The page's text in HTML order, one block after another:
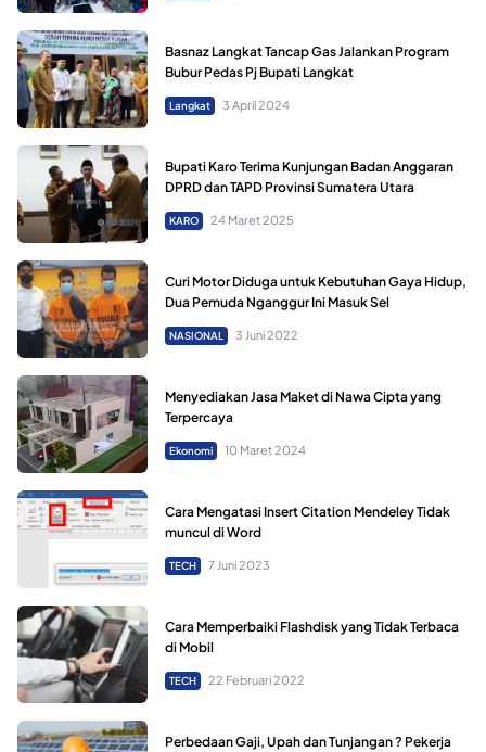
Basnaz Langkat Tancap Gas Jalankan Program
Bubur Pedas Pj Bupati Langkat
Langkat 3 April 2024
Bupati Karo Terima Kunjungan Badan Anggaran
DPRD dan TAPD Provinsi Sumatera Utara
KARO 24 Maret 2025
Curi Motor Diduga untuk Kebutuhan Gaya Hidup,
Dua Pemuda Nganggur Ini Masuk Sel
NASIONAL 3 Juni 2022
Menyediakan Jasa Maket di Nawa Cipta yang
Terpercaya
Ekonomi 10 Maret 2024
Cara Mengatasi Insert Citation Mendeley Tidak
muncul di Word
TECH 7 Juni 2023
Cara Memperbaiki Flashdisk yang Tidak Terbaca
di Mobil
TECH 22 Februari 2022
Perbedaan Gaji, Upah dan Tunjangan ? Pekerja